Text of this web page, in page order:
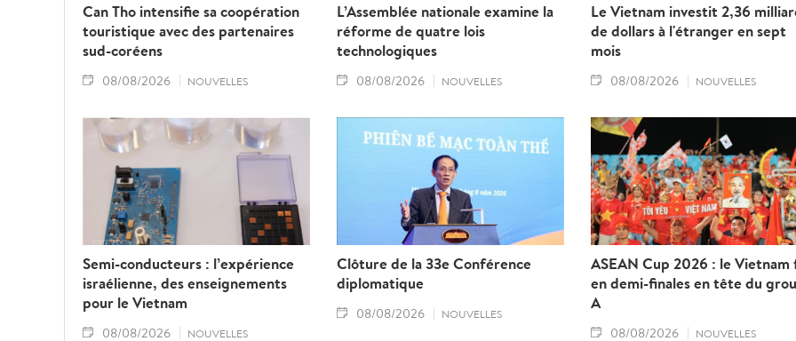
Can Tho intensifie sa coopération
touristique avec des partenaires
sud-coréens
08/08/2026 NOUVELLES
L’Assemblée nationale examine la
réforme de quatre lois
technologiques
08/08/2026 NOUVELLES
Le Vietnam investit 2,36
de dollars à l'étranger en sept
mois
08/08/2026 NOUVELLES
Semi-conducteurs : l’expérience
israélienne, des enseignements
pour le Vietnam
08/08/2026 NOUVELLES
Clôture de la 33e Conférence
diplomatique
08/08/2026 NOUVELLES
ASEAN Cup 2026 : le Vietnam
en demi-finales en tête du
A
08/08/2026 NOUVELLES